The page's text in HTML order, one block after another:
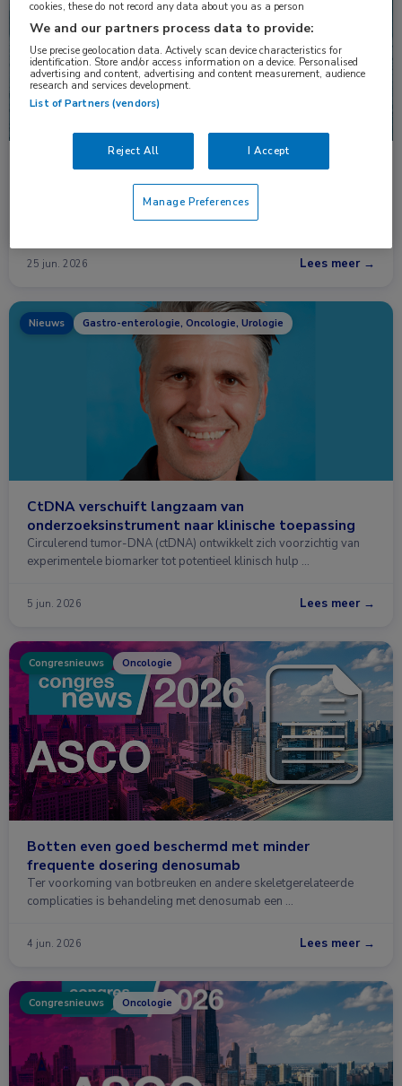
Geen betere OS met eerstelijns-CDK4/6-remmer
bij gevorderde borstkanker
Gebruik van CDK4/6-remmers als eerstelijnsbehandeling leidt
25 jun. 2026 Lees meer →
Nieuws Gastro-enterologie, Oncologie, Urologie
CtDNA verschuift langzaam van
onderzoeksinstrument naar klinische toepassing
Circulerend tumor-DNA (ctDNA) ontwikkelt zich voorzichtig van
experimentele biomarker tot potentieel klinisch hulp …
5 jun. 2026 Lees meer →
Congresnieuws Oncologie
Botten even goed beschermd met minder
frequente dosering denosumab
Ter voorkoming van botbreuken en andere skeletgerelateerde
complicaties is behandeling met denosumab een …
4 jun. 2026 Lees meer →
Congresnieuws Oncologie
cookies, these do not record any data about you as a person
We and our partners process data to provide:
Use precise geolocation data. Actively scan device characteristics for
identification. Store and/or access information on a device. Personalised
advertising and content, advertising and content measurement, audience
research and services development.
List of Partners (vendors)
Reject All I Accept
Manage Preferences